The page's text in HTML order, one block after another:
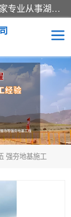
湖南业峻强夯基础工程有限公司是一家专业从事湖南强夯基础工程、强夯机租赁，地基处理的施工单位。业务覆盖：湖南、广东，江西等地。可承接1000KN.m-25000KN.m强夯（置换）工程。公司创始人是国内较早期从事强夯施工的建设者，经过多年的一步一个脚印的发展，在行业内具有较高的度和良好的口碑。
强夯地基施工
赁
队伍